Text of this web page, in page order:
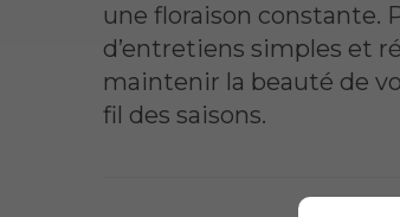
une floraison constante.
d’entretiens simples et
maintenir la beauté de
fil des saisons.